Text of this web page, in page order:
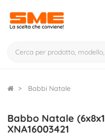
Babbi Natale
Babbo Natale
XNA16003421